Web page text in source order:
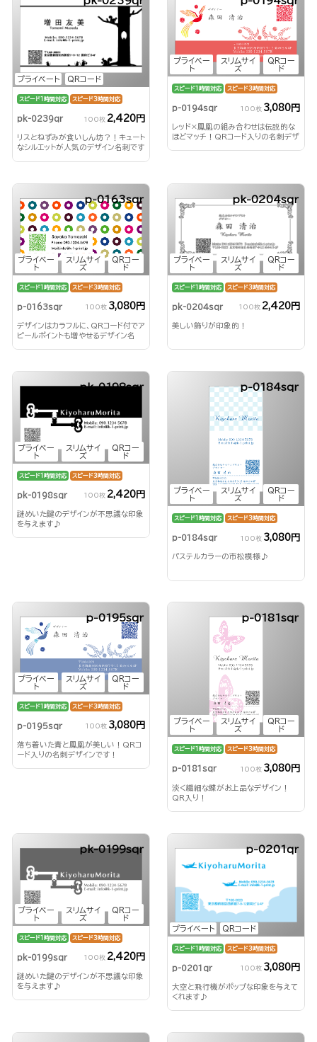
プライベート QRコード
スピード1時間対応 スピード3時間対応
pk-0239qr 100枚 2,420円
リスとねずみが食いしん坊？！キュート
なシルエットが人気のデザイン名刺です
プライベー
ト
スリムサイ
ズ
QRコー
ド
スピード1時間対応 スピード3時間対応
p-0194sqr 100枚 3,080円
レッド×鳳凰の組み合わせは伝説的な
ほどマッチ！QRコード入りの名刺デザ
プライベー
ト
スリムサイ
ズ
QRコー
ド
p-0163sqr
スピード1時間対応 スピード3時間対応
p-0163sqr 100枚 3,080円
デザインはカラフルに、QRコード付でア
ピールポイントも増やせるデザイン名
プライベー
ト
スリムサイ
ズ
QRコー
ド
pk-0204sqr
スピード1時間対応 スピード3時間対応
pk-0204sqr 100枚 2,420円
美しい飾りが印象的！
プライベー
ト
スリムサイ
ズ
QRコー
ド
pk-0198sqr
スピード1時間対応 スピード3時間対応
pk-0198sqr 100枚 2,420円
謎めいた鍵のデザインが不思議な印象
を与えます♪
プライベー
ト
スリムサイ
ズ
QRコー
ド
p-0184sqr
スピード1時間対応 スピード3時間対応
p-0184sqr 100枚 3,080円
パステルカラーの市松模様♪
プライベー
ト
スリムサイ
ズ
QRコー
ド
p-0195sqr
スピード1時間対応 スピード3時間対応
p-0195sqr 100枚 3,080円
落ち着いた青と鳳凰が美しい！QRコ
ード入りの名刺デザインです！
プライベー
ト
スリムサイ
ズ
QRコー
ド
p-0181sqr
スピード1時間対応 スピード3時間対応
p-0181sqr 100枚 3,080円
淡く繊細な蝶がお上品なデザイン！
QR入り！
プライベー
ト
スリムサイ
ズ
QRコー
ド
pk-0199sqr
スピード1時間対応 スピード3時間対応
pk-0199sqr 100枚 2,420円
謎めいた鍵のデザインが不思議な印象
を与えます♪
プライベート QRコード
p-0201qr
スピード1時間対応 スピード3時間対応
p-0201qr 100枚 3,080円
大空と飛行機がポップな印象を与えて
くれます♪